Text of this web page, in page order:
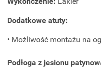
Dodatkowe atuty:
• Możliwość montażu na
Podłoga z jesionu